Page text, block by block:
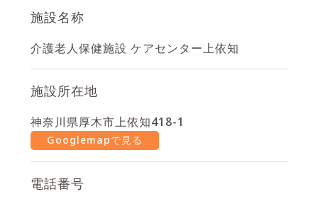
施設名称
介護老人保健施設 ケアセンター上依知
施設所在地
神奈川県厚木市上依知418-1
Googlemapで見る
電話番号